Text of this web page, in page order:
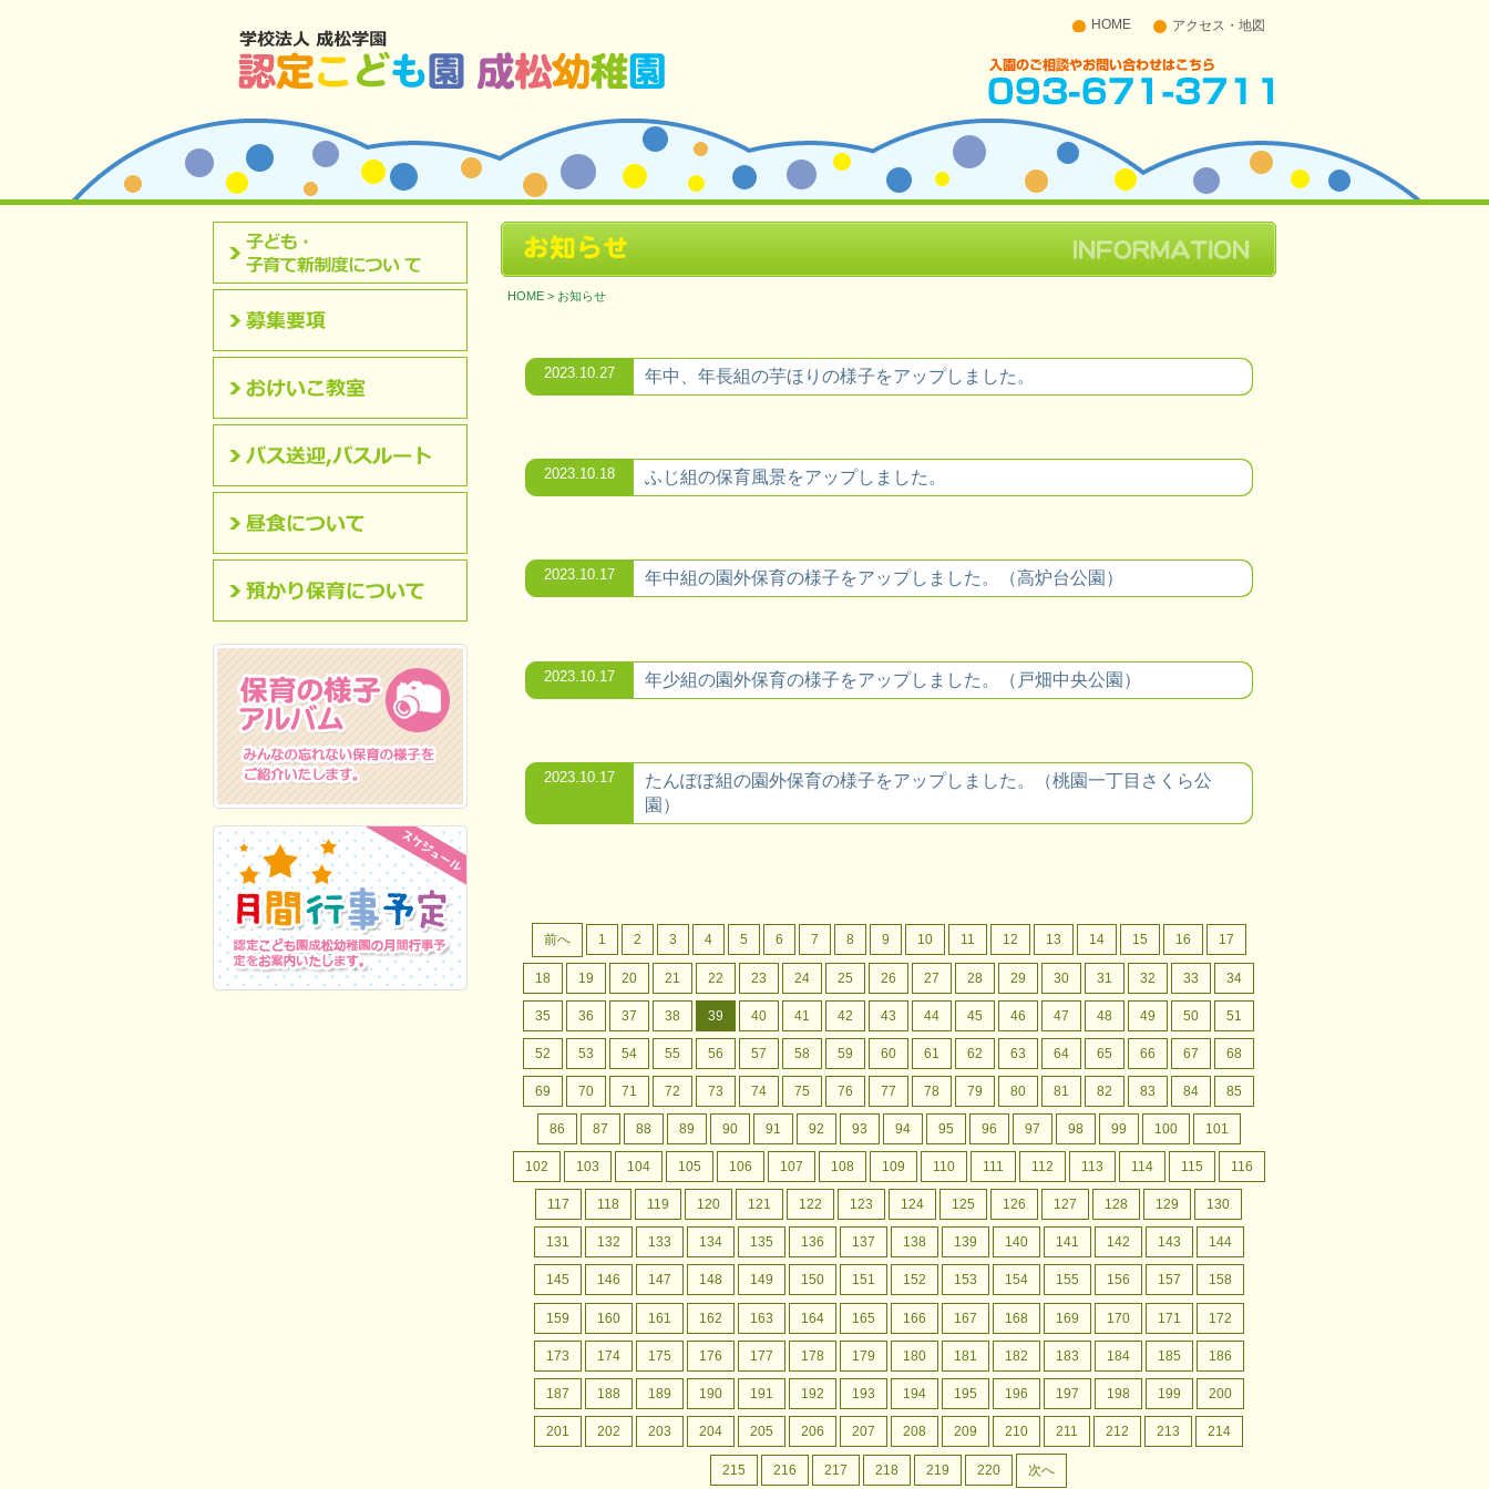
HOME アクセス・地図
入園のご相談やお問い合わせはこちら 093-671-
HOME> お知らせ
2023.10.27 年中、年長組の芋ほりの様子をアップしました。
2023.10.18 ふじ組の保育風景をアップしました。
2023.10.17 年中組の園外保育の様子をアップしました。（高炉台公園）
2023.10.17 年少組の園外保育の様子をアップしました。（戸畑中央公園）
2023.10.17
たんぽぽ組の園外保育の様子をアップしました。（桃園一丁目さくら公
園）
前へ 1 2 3 4 5 6 7 8 9 10 11 12 13 14 15 16 17
18 19 20 21 22 23 24 25 26 27 28 29 30 31 32 33 34
35 36 37 38 39 40 41 42 43 44 45 46 47 48 49 50 51
52 53 54 55 56 57 58 59 60 61 62 63 64 65 66 67 68
69 70 71 72 73 74 75 76 77 78 79 80 81 82 83 84 85
86 87 88 89 90 91 92 93 94 95 96 97 98 99 100 101
102 103 104 105 106 107 108 109 110 111 112 113 114 115 116
117 118 119 120 121 122 123 124 125 126 127 128 129 130
131 132 133 134 135 136 137 138 139 140 141 142 143 144
145 146 147 148 149 150 151 152 153 154 155 156 157 158
159 160 161 162 163 164 165 166 167 168 169 170 171 172
173 174 175 176 177 178 179 180 181 182 183 184 185 186
187 188 189 190 191 192 193 194 195 196 197 198 199 200
201 202 203 204 205 206 207 208 209 210 211 212 213 214
215 216 217 218 219 220 次へ
認定こども園について
募集要項
おけいこ教室
バス送迎,バスルート
昼食について
育の様子をご紹介いたします。